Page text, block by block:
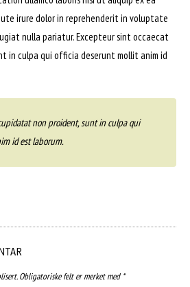
irure dolor in reprehenderit in voluptate
nulla pariatur. Excepteur sint occaecat
in culpa qui officia deserunt mollit anim id
non proident, sunt in culpa qui
id est laborum.
Obligatoriske felt er merket med *